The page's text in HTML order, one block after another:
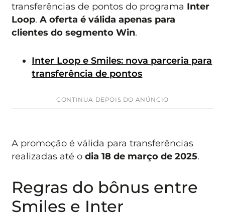
transferências de pontos do programa Inter
Loop.A oferta é válida apenas para
clientes do segmento Win.
Inter Loop e Smiles: nova parceria para
transferência de pontos
CONTINUA DEPOIS DO ANÚNCIO
A promoção é válida para transferências
realizadas até odia 18 de março de 2025.
Regras do bônus entre
Smiles e Inter